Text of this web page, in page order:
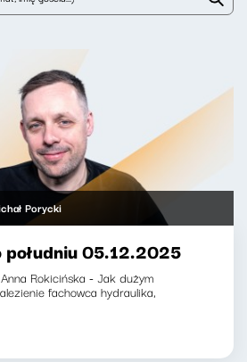
Porycki
południu 05.12.2025
Rokicińska - Jak dużym
fachowca hydraulika,